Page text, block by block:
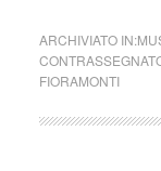
ARCHIVIATO IN:
FIORAMONTI